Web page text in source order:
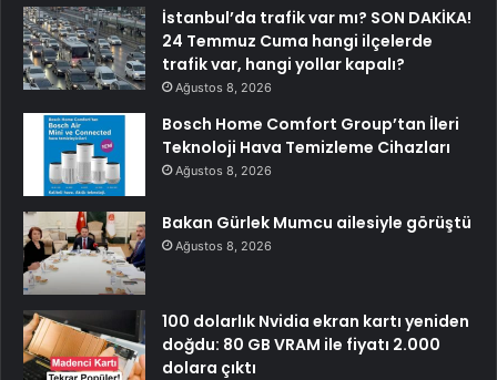
İstanbul’da trafik var mı? SON DAKİKA!
24 Temmuz Cuma hangi ilçelerde
trafik var, hangi yollar kapalı?
Ağustos 8, 2026
Bosch Home Comfort Group’tan İleri
Teknoloji Hava Temizleme Cihazları
Ağustos 8, 2026
Bakan Gürlek Mumcu ailesiyle görüştü
Ağustos 8, 2026
100 dolarlık Nvidia ekran kartı yeniden
doğdu: 80 GB VRAM ile fiyatı 2.000
dolara çıktı